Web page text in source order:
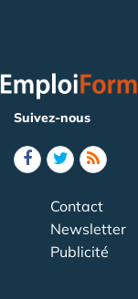
Suivez-nous
Contact
Newsletter
Publicité